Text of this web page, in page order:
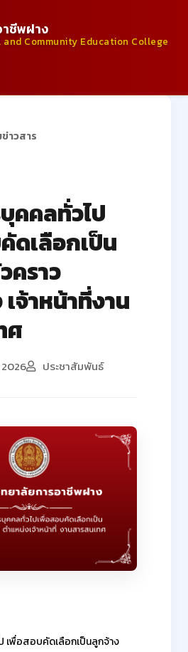
ชีพฝาง
Community Education College
าวสาร
คคลทั่วไป
ดเลือกเป็น
คราว
จ้าหน้าที่งาน
ศ
ประชาสัมพันธ์
เพื่อสอบคัดเลือกเป็นลูกจ้าง